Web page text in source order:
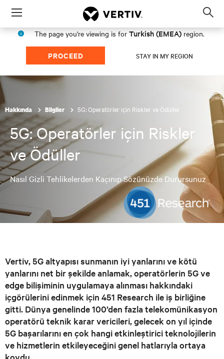
Menu
The page you're viewing is for Turkish (EMEA) region.
PROCEED STAY IN MY REGION
Hakkında Bilgiler 5G: Operatörler için Riskler ve Ödüller
5G: Operatörler için Riskler
ve Ödüller
Nasıl Gizli Tehlikelerden Kaçınıp Sözünüzde Durursunuz
Vertiv, 5G altyapısı sunmanın iyi yanlarını ve kötü
yanlarını net bir şekilde anlamak, operatörlerin 5G ve
edge bilişiminin uygulamaya alınması hakkındaki
içgörülerini edinmek için 451 Research ile iş birliğine
gitti. Dünya genelinde 100’den fazla telekomünikasyon
operatörü teknik karar vericileri, gelecek on yıl içinde
5G başarılarını en çok hangi etkinleştirici teknolojilerin
ve hizmetlerin etkileyeceğini genel hatlarıyla ortaya